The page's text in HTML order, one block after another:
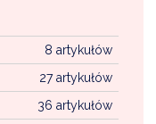
8 artykułów
27 artykułów
36 artykułów